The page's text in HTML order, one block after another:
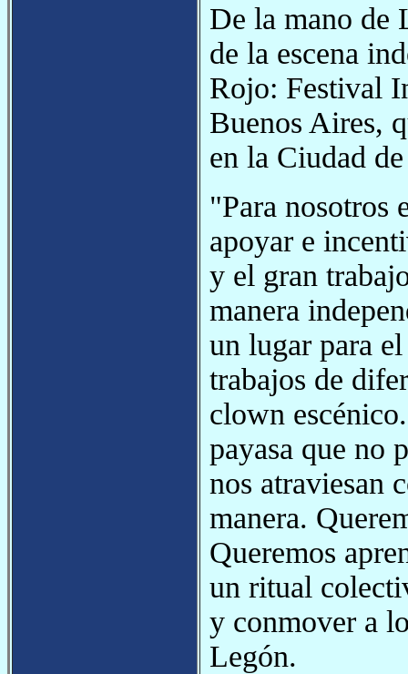
De la mano de
de la escena
Rojo: Festival
Buenos Aires,
en la Ciudad
"Para nosotros
apoyar e
y el gran
manera
un lugar para
trabajos de
clown
payasa que no
nos atraviesan
manera.
Queremos
un ritual
y conmover a
Legón.